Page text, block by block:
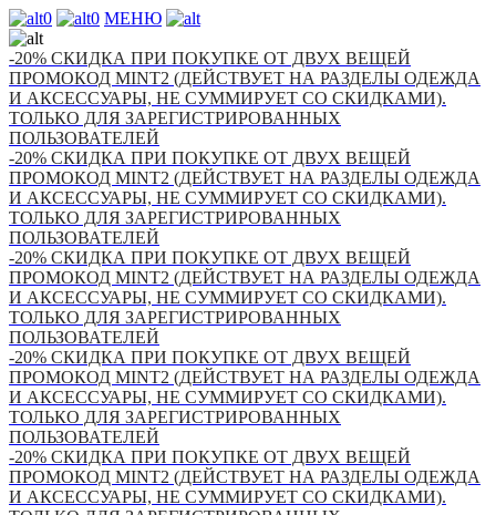
0 0 МЕНЮ
-20% СКИДКА ПРИ ПОКУПКЕ ОТ ДВУХ ВЕЩЕЙ
ПРОМОКОД MINT2 (ДЕЙСТВУЕТ НА РАЗДЕЛЫ ОДЕЖДА
И АКСЕССУАРЫ, НЕ СУММИРУЕТ СО СКИДКАМИ).
ТОЛЬКО ДЛЯ ЗАРЕГИСТРИРОВАННЫХ
ПОЛЬЗОВАТЕЛЕЙ
-20% СКИДКА ПРИ ПОКУПКЕ ОТ ДВУХ ВЕЩЕЙ
ПРОМОКОД MINT2 (ДЕЙСТВУЕТ НА РАЗДЕЛЫ ОДЕЖДА
И АКСЕССУАРЫ, НЕ СУММИРУЕТ СО СКИДКАМИ).
ТОЛЬКО ДЛЯ ЗАРЕГИСТРИРОВАННЫХ
ПОЛЬЗОВАТЕЛЕЙ
-20% СКИДКА ПРИ ПОКУПКЕ ОТ ДВУХ ВЕЩЕЙ
ПРОМОКОД MINT2 (ДЕЙСТВУЕТ НА РАЗДЕЛЫ ОДЕЖДА
И АКСЕССУАРЫ, НЕ СУММИРУЕТ СО СКИДКАМИ).
ТОЛЬКО ДЛЯ ЗАРЕГИСТРИРОВАННЫХ
ПОЛЬЗОВАТЕЛЕЙ
-20% СКИДКА ПРИ ПОКУПКЕ ОТ ДВУХ ВЕЩЕЙ
ПРОМОКОД MINT2 (ДЕЙСТВУЕТ НА РАЗДЕЛЫ ОДЕЖДА
И АКСЕССУАРЫ, НЕ СУММИРУЕТ СО СКИДКАМИ).
ТОЛЬКО ДЛЯ ЗАРЕГИСТРИРОВАННЫХ
ПОЛЬЗОВАТЕЛЕЙ
-20% СКИДКА ПРИ ПОКУПКЕ ОТ ДВУХ ВЕЩЕЙ
ПРОМОКОД MINT2 (ДЕЙСТВУЕТ НА РАЗДЕЛЫ ОДЕЖДА
И АКСЕССУАРЫ, НЕ СУММИРУЕТ СО СКИДКАМИ).